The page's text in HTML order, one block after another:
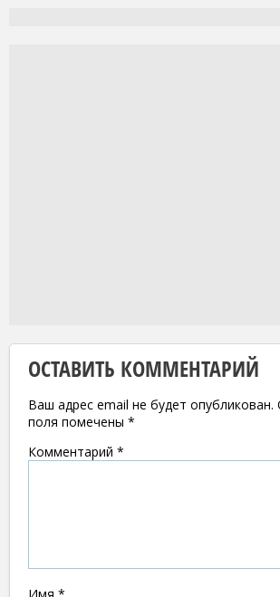
ОСТАВИТЬ КОММЕНТАРИЙ
Ваш адрес email не будет опубликован.
поля помечены *
Комментарий *